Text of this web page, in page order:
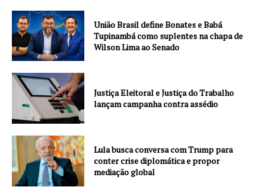
União Brasil define Bonates e Babá
Tupinambá como suplentes na chapa de
Wilson Lima ao Senado
Justiça Eleitoral e Justiça do Trabalho
lançam campanha contra assédio
Lula busca conversa com Trump para
conter crise diplomática e propor
mediação global